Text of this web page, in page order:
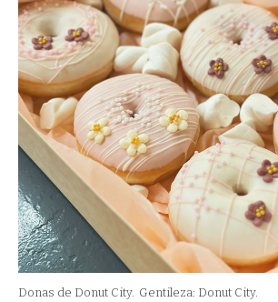
Donas de Donut City. Gentileza: Donut City.